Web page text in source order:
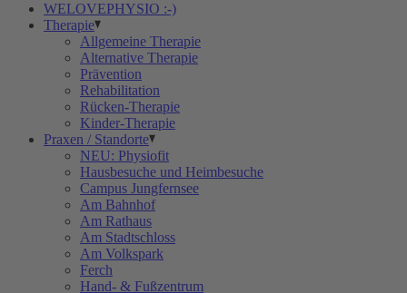
WELOVEPHYSIO :-)
Therapie
Allgemeine Therapie
Alternative Therapie
Prävention
Rehabilitation
Rücken-Therapie
Kinder-Therapie
Praxen / Standorte
NEU: Physiofit
Hausbesuche und Heimbesuche
Campus Jungfernsee
Am Bahnhof
Am Rathaus
Am Stadtschloss
Am Volkspark
Ferch
Hand- & Fußzentrum